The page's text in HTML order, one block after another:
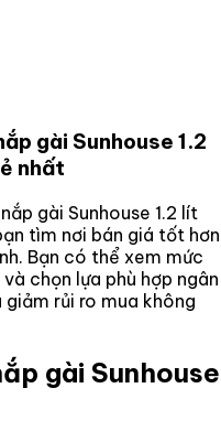
gài Sunhouse 1.2
nhất
gài Sunhouse 1.2 lít
tìm nơi bán giá tốt hơn
Bạn có thể xem mức
chọn lựa phù hợp ngân
giảm rủi ro mua không
gài Sunhouse